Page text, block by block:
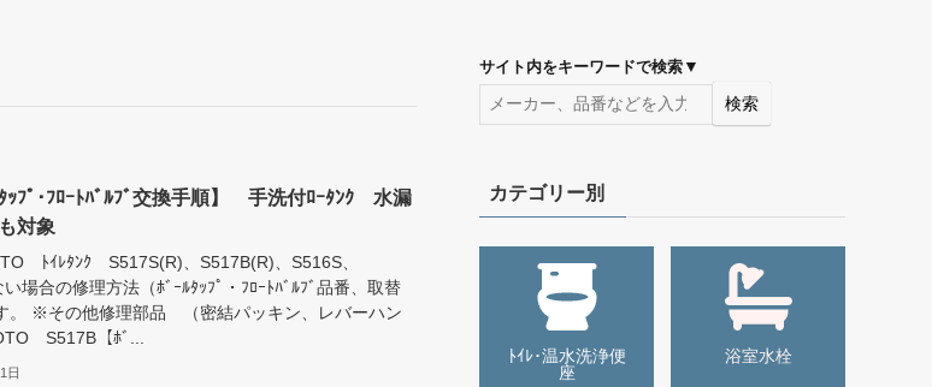
ﾌﾟ･ﾌﾛｰﾄﾊﾞﾙﾌﾞ交換手順】 手洗付ﾛｰﾀﾝｸ 水漏
対象
ﾄｲﾚﾀﾝｸ S517S(R)、S517B(R)、S516S、
場合の修理方法（ﾎﾞｰﾙﾀｯﾌﾟ・ﾌﾛｰﾄﾊﾞﾙﾌﾞ品番、取替
。 ※その他修理部品 （密結パッキン、レバーハン
S517B【ﾎﾞ...
日
サイト内をキーワードで検索 ▼
検索
カテゴリー別
ﾄｲﾚ･温水洗浄便
座
浴室水栓